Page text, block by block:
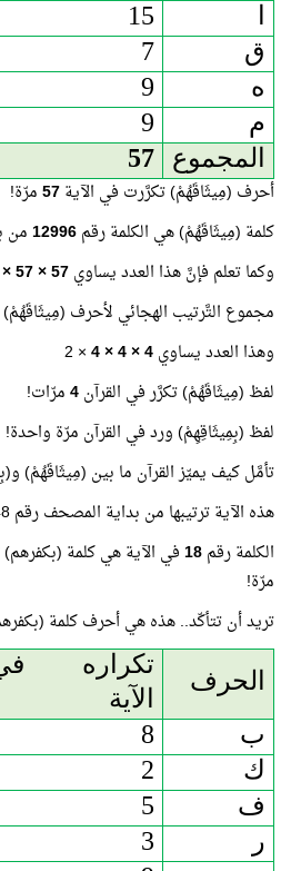
15
ق
7
ه
9
م
9
المجموع
57
أحرف (مِيثَاقَهُمْ)تكرَّرت في الآية57مرّة!
كلمة (مِيثَاقَهُمْ) هي الكلمة رقم12996من
وكما تعلم فإنَّ هذا العدد يساوي57 × 57 × 4
مجموع التَّرتيب الهجائي لأحرف
وهذا العدد يساوي4 × 4 × 4
× 2
لفظ (مِيثَاقَهُمْ) تكرَّر في القرآن4مرّات!
لفظ (بِمِيثَاقِهِمْ) ورد في القرآن مرّة واحدة!
تأمَّل كيف يميّز القرآن ما بين (مِيثَاقَهُمْ)
هذه الآية ترتيبها من بداية المصحف رقم 648، وهذا العدد =
الكلمة رقم18في الآية هي كلمة
مرّة!
تريد أن تتأكّد.. هذه هي أحرف كلمة
الحرف
تكراره
الآية
ب
8
ك
2
ف
5
ر
3